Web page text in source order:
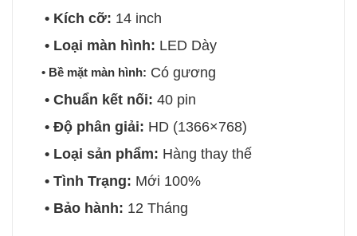
• Kích cỡ: 14 inch
• Loại màn hình: LED Dày
• Bề mặt màn hình: Có gương
• Chuẩn kết nối: 40 pin
• Độ phân giải: HD (1366×768)
• Loại sản phẩm: Hàng thay thế
• Tình Trạng: Mới 100%
• Bảo hành: 12 Tháng